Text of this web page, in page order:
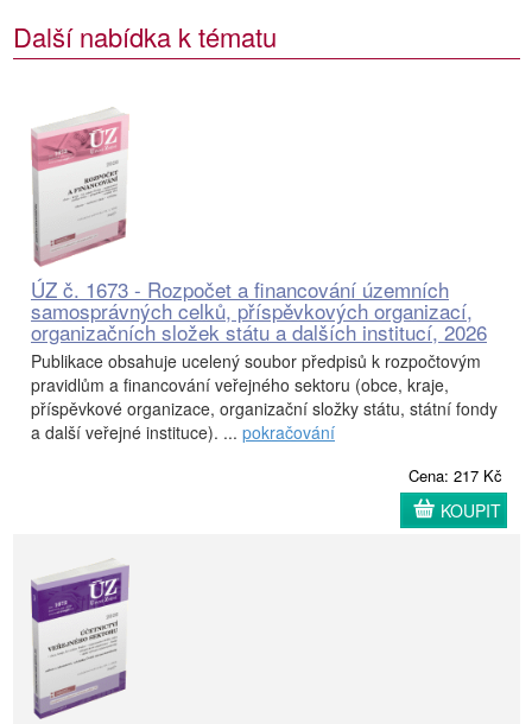
Další nabídka k tématu
ÚZ č. 1673 - Rozpočet a financování územních
samosprávných celků, příspěvkových organizací,
organizačních složek státu a dalších institucí, 2026
Publikace obsahuje ucelený soubor předpisů k rozpočtovým
pravidlům a financování veřejného sektoru (obce, kraje,
příspěvkové organizace, organizační složky státu, státní fondy
a další veřejné instituce). ... pokračování
Cena: 217 Kč
KOUPIT